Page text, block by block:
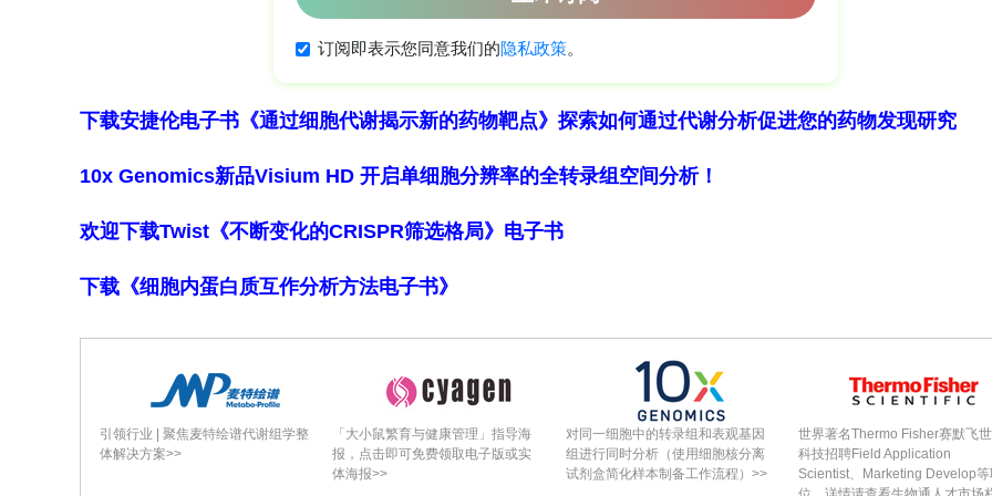
小，唇瓣侧裂片更大，上唇较宽短，不具紫色顶端；子房稍长；叶边缘细胞大小介于两者之
间，细胞形状更接近C. rubra；花期介于两亲本之间。这些形态学特征支持初步的杂交鉴定。
嵌套在C. rubra簇内，基于10个SNP和1个插入缺失标记，而非呈现期待的rubra和longifolia
混合特征。C. rubra内部存在两个细微不同的核糖体型；本地C. rubra样本与外地（低塔特拉
型一致。
**叶绿体序列数据**：4个叶绿体区域串联树显示，三个杂交个体的叶绿体单倍型也全部嵌入
rubra簇内，基于14个SNP和2个插入缺失标记。H2与?vo?ov本地C. rubra单倍型相同，而
H1和H4拥有一个不同于所有本地C. rubra样本的微妙单倍型。C. rubra内部因产地不同分
两组，其中1个SNP（G>T）同时区分本地与外地的C. longifolia。叶绿体数据表明，如果
下载安捷伦电子书《通过细胞代谢揭示新的药物靶点》探索如何通过代谢分析促进您的药物发现研究
10x Genomics新品Visium HD 开启单细胞分辨率的全转录组空间分析！
欢迎下载Twist《不断变化的CRISPR筛选格局》电子书
下载《细胞内蛋白质互作分析方法电子书》
引领行业 | 聚焦麦特绘谱代谢组学整
体解决方案>>
「大小鼠繁育与健康管理」指导海
报，点击即可免费领取电子版或实
体海报>>
对同一细胞中的转录组和表观基因
组进行同时分析（使用细胞核分离
试剂盒简化样本制备工作流程）>>
世界著名Thermo Fisher赛默飞
科技招聘Field Application
Scientist、Marketing Develop等